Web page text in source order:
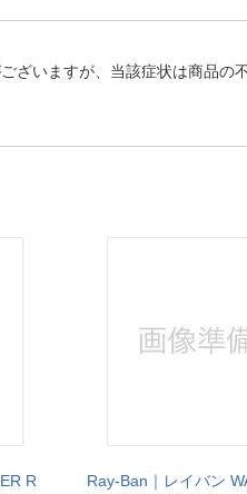
いますが、当該症状は商品
R
Ray-Ban｜レイバン